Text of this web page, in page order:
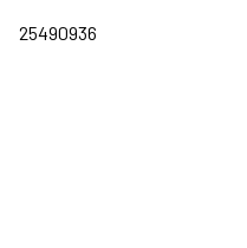
25490936